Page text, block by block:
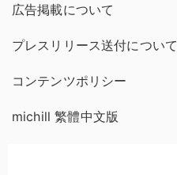
広告掲載について
プレスリリース送付について
コンテンツポリシー
michill 繁體中文版